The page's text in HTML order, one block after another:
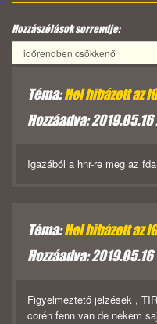
Hozzászólások sorrendje:
Téma:Hol hibázott az
Hozzáadva:
Igazából a hnr-re meg az
Téma:Hol hibázott az
Hozzáadva: 2019.05.16
Figyelmeztető jelzések ,
corén fenn van de nekem